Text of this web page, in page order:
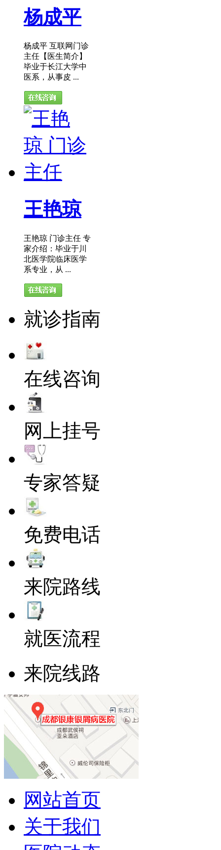
杨成平
杨成平 互联网门诊
主任【医生简介】
毕业于长江大学中
医系，从事皮 ...
王艳琼
王艳琼 门诊主任 专
家介绍：毕业于川
北医学院临床医学
系专业，从 ...
就诊指南
在线咨询
网上挂号
专家答疑
免费电话
来院路线
就医流程
来院线路
网站首页
关于我们